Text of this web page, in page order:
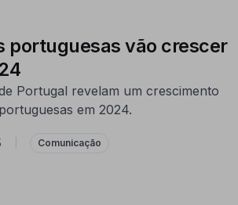
portuguesas vão crescer
Portugal revelam um crescimento
em 2024.
Comunicação